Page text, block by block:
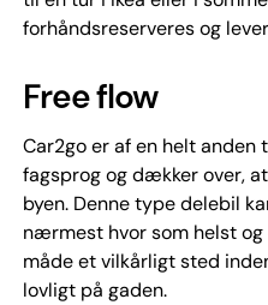
forhåndsreserveres og
Free flow
Car2go er af en helt anden
fagsprog og dækker over,
byen. Denne type delebil
nærmest hvor som helst
måde et vilkårligt sted
lovligt på gaden.